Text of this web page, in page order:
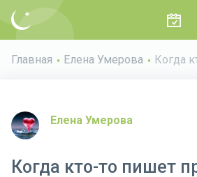
Главная Елена Умерова Когда
Елена Умерова
Когда кто-то пишет